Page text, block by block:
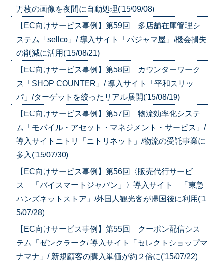
万枚の画像を夜間に自動処理('15/09/08)
【EC向けサービス事例】第59回 多店舗在庫管理シ
ステム「sellco」/ 導入サイト「パジャマ屋」/機会損失
の削減に活用('15/08/21)
【EC向けサービス事例】第58回 カウンターワーク
ス「SHOP COUNTER」/ 導入サイト「平和スリッ
パ」/ターゲットを絞ったリアル展開('15/08/19)
【EC向けサービス事例】第57回 物流効率化システ
ム「モバイル・アセット・マネジメント・サービス」/
導入サイトニトリ「ニトリネット」/物流の受託事業に
参入('15/07/30)
【EC向けサービス事例】第56回〈販売代行サービ
ス 「バイスマートジャパン」〉導入サイト 「東急
ハンズネットストア」/外国人観光客が帰国後に利用('1
5/07/28)
【EC向けサービス事例】第55回 クーポン配信シス
テム「ゼンクラーク/ 導入サイト「セレクトショップマ
ナマナ」/ 新規顧客の購入単価が約２倍に('15/07/22)